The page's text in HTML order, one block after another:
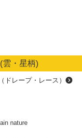
・星柄)
ドレープ・レース）
nature